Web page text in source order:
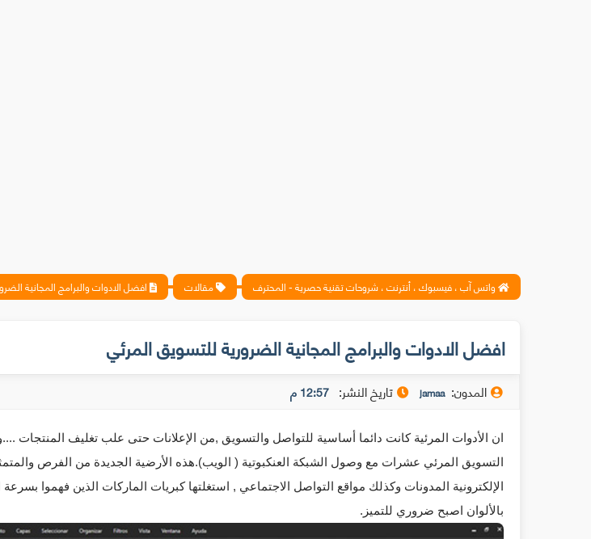
واتس آب ، فيسبوك ، أنترنت ، شروحات تقنية حصرية - المحترف مقالات افضل الادوات والبرامج المجانية الضرورية للتسويق
افضل الادوات والبرامج المجانية الضرورية للتسويق المرئي
المدون: jamaa تاريخ النشر: 12:57 م
التسويق المرئي عشرات مع وصول الشبكة العنكبوتية ( الويب).
الإلكترونية المدونات وكذلك
بالألوان اصبح ضروري للتميز.